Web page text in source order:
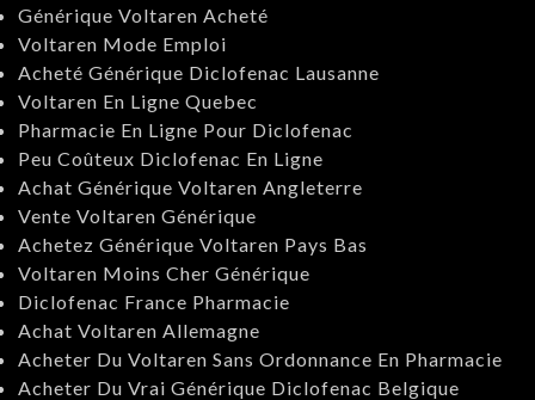
Générique Voltaren Acheté
Voltaren Mode Emploi
Acheté Générique Diclofenac Lausanne
Voltaren En Ligne Quebec
Pharmacie En Ligne Pour Diclofenac
Peu Coûteux Diclofenac En Ligne
Achat Générique Voltaren Angleterre
Vente Voltaren Générique
Achetez Générique Voltaren Pays Bas
Voltaren Moins Cher Générique
Diclofenac France Pharmacie
Achat Voltaren Allemagne
Acheter Du Voltaren Sans Ordonnance En Pharmacie
Acheter Du Vrai Générique Diclofenac Belgique